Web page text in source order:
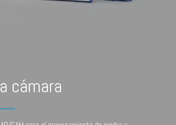
cámara